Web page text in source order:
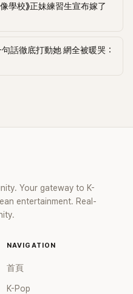
學校》正妹練習生宣布嫁了
話徹底打動她 網全被暖哭：
Your gateway to K-
entertainment. Real-
NAVIGATION
首頁
K-Pop